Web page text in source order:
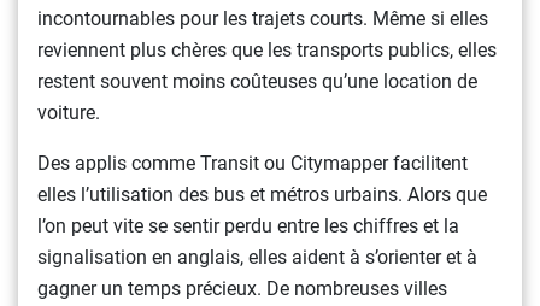
incontournables pour les trajets courts. Même si elles
reviennent plus chères que les transports publics, elles
restent souvent moins coûteuses qu’une location de
voiture.
Des applis comme Transit ou Citymapper facilitent
elles l’utilisation des bus et métros urbains. Alors que
l’on peut vite se sentir perdu entre les chiffres et la
signalisation en anglais, elles aident à s’orienter et à
gagner un temps précieux. De nombreuses villes